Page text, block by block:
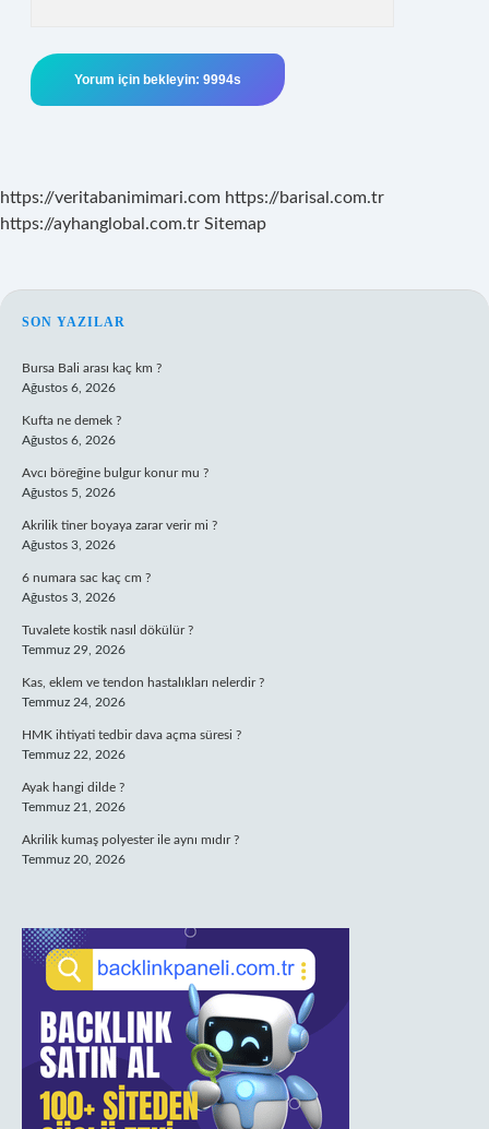
https://veritabanimimari.com https://barisal.com.tr
https://ayhanglobal.com.tr Sitemap
SIDEBAR
SON YAZILAR
Bursa Bali arası kaç km ?
Ağustos 6, 2026
Kufta ne demek ?
Ağustos 6, 2026
Avcı böreğine bulgur konur mu ?
Ağustos 5, 2026
Akrilik tiner boyaya zarar verir mi ?
Ağustos 3, 2026
6 numara sac kaç cm ?
Ağustos 3, 2026
Tuvalete kostik nasıl dökülür ?
Temmuz 29, 2026
Kas, eklem ve tendon hastalıkları nelerdir ?
Temmuz 24, 2026
HMK ihtiyati tedbir dava açma süresi ?
Temmuz 22, 2026
Ayak hangi dilde ?
Temmuz 21, 2026
Akrilik kumaş polyester ile aynı mıdır ?
Temmuz 20, 2026